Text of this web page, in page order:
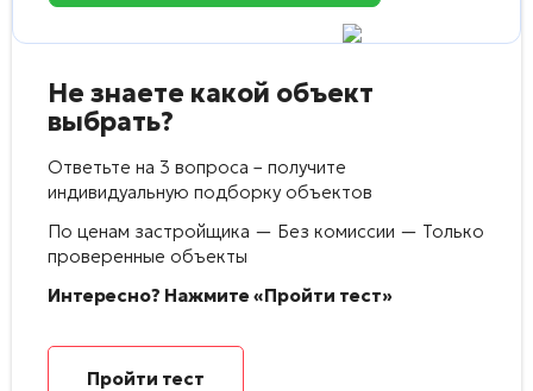
Не знаете какой объект
выбрать?
Ответьте на 3 вопроса – получите
индивидуальную подборку объектов
По ценам застройщика — Без комиссии — Только
проверенные объекты
Интересно? Нажмите «Пройти тест»
Пройти тест